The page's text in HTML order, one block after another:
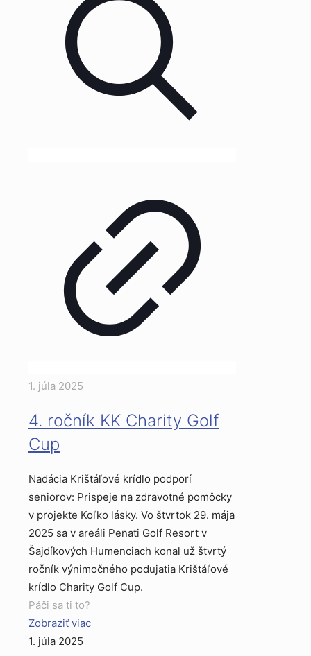
1. júla 2025
4. ročník KK Charity Golf
Cup
Nadácia Krištáľové krídlo podporí
seniorov: Prispeje na zdravotné pomôcky
v projekte Koľko lásky. Vo štvrtok 29. mája
2025 sa v areáli Penati Golf Resort v
Šajdíkových Humenciach konal už štvrtý
ročník výnimočného podujatia Krištáľové
krídlo Charity Golf Cup.
Páči sa ti to?
Zobraziť viac
1. júla 2025